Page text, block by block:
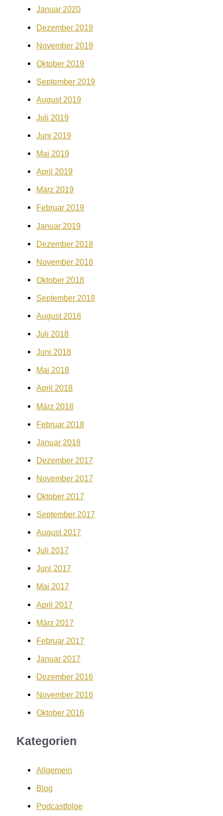
Januar 2020
Dezember 2019
November 2019
Oktober 2019
September 2019
August 2019
Juli 2019
Juni 2019
Mai 2019
April 2019
März 2019
Februar 2019
Januar 2019
Dezember 2018
November 2018
Oktober 2018
September 2018
August 2018
Juli 2018
Juni 2018
Mai 2018
April 2018
März 2018
Februar 2018
Januar 2018
Dezember 2017
November 2017
Oktober 2017
September 2017
August 2017
Juli 2017
Juni 2017
Mai 2017
April 2017
März 2017
Februar 2017
Januar 2017
Dezember 2016
November 2016
Oktober 2016
Kategorien
Allgemein
Blog
Podcastfolge